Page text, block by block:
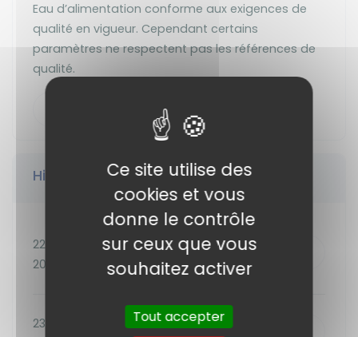
Eau d’alimentation conforme aux exigences de
qualité en vigueur. Cependant certains
paramètres ne respectent pas les références de
qualité.
Télécharger le bulletin sanitaire
Historique des prélèvements
22 avr.
2026
Télécharger
23 oct.
Ce site utilise des
cookies et vous
donne le contrôle
sur ceux que vous
souhaitez activer
Tout accepter